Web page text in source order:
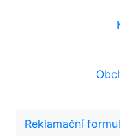
Reklamační